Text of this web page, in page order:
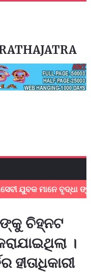
ଯୁବକ ମାନେ ବୃଦ୍ଧା
ଚିହ୍ନଟ
।
ହୀତାଧିକାରୀ